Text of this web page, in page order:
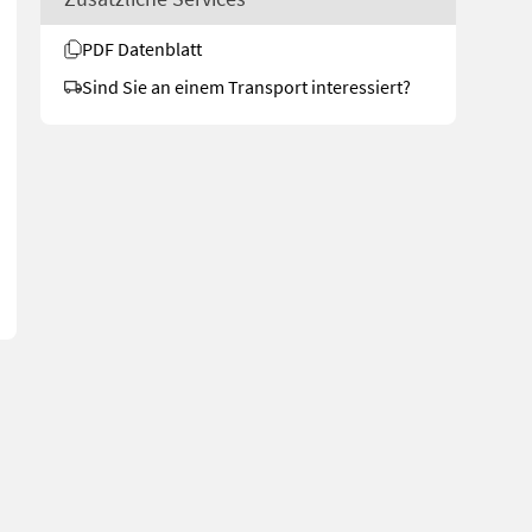
- Allrad - 50 km/h - 4,5 Liter Motor mit 130PS -
PDF Datenblatt
Sind Sie an einem Transport interessiert?